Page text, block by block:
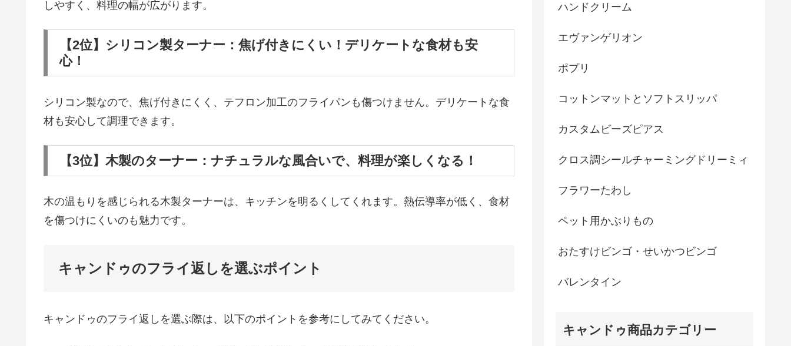
しやすく、料理の幅が広がります。
【2位】シリコン製ターナー：焦げ付きにくい！デリケートな食材も安
心！
シリコン製なので、焦げ付きにくく、テフロン加工のフライパンも傷つけません。デリケートな食
材も安心して調理できます。
【3位】木製のターナー：ナチュラルな風合いで、料理が楽しくなる！
木の温もりを感じられる木製ターナーは、キッチンを明るくしてくれます。熱伝導率が低く、食材
を傷つけにくいのも魅力です。
キャンドゥのフライ返しを選ぶポイント
キャンドゥのフライ返しを選ぶ際は、以下のポイントを参考にしてみてください。
ハンドクリーム
エヴァンゲリオン
ポプリ
コットンマットとソフトスリッパ
カスタムビーズピアス
クロス調シールチャーミングドリーミィ
フラワーたわし
ペット用かぶりもの
おたすけビンゴ・せいかつビンゴ
バレンタイン
キャンドゥ商品カテゴリー